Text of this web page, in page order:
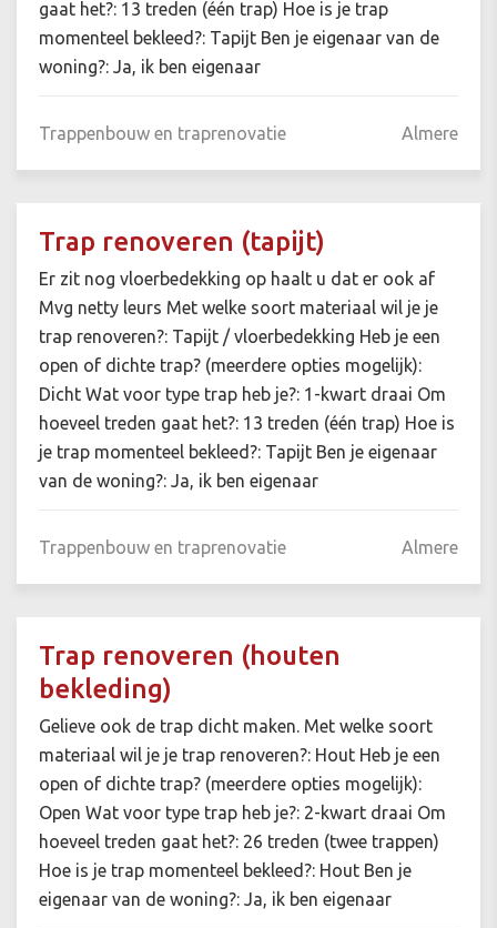
gaat het?: 13 treden (één trap) Hoe is je trap
momenteel bekleed?: Tapijt Ben je eigenaar van de
woning?: Ja, ik ben eigenaar
Trappenbouw en traprenovatie Almere
Trap renoveren (tapijt)
Er zit nog vloerbedekking op haalt u dat er ook af
Mvg netty leurs Met welke soort materiaal wil je je
trap renoveren?: Tapijt / vloerbedekking Heb je een
open of dichte trap? (meerdere opties mogelijk):
Dicht Wat voor type trap heb je?: 1-kwart draai Om
hoeveel treden gaat het?: 13 treden (één trap) Hoe is
je trap momenteel bekleed?: Tapijt Ben je eigenaar
van de woning?: Ja, ik ben eigenaar
Trappenbouw en traprenovatie Almere
Trap renoveren (houten
bekleding)
Gelieve ook de trap dicht maken. Met welke soort
materiaal wil je je trap renoveren?: Hout Heb je een
open of dichte trap? (meerdere opties mogelijk):
Open Wat voor type trap heb je?: 2-kwart draai Om
hoeveel treden gaat het?: 26 treden (twee trappen)
Hoe is je trap momenteel bekleed?: Hout Ben je
eigenaar van de woning?: Ja, ik ben eigenaar